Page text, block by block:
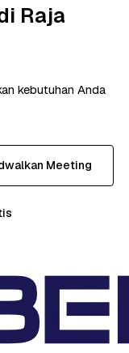
Raja
kebutuhan Anda
Meeting